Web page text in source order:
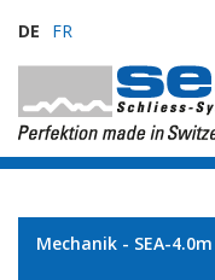
DE FR
Mechanik - SEA-4.0m